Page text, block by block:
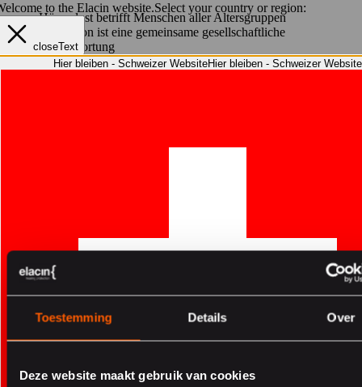
Toestemming Details Over
Deze website maakt gebruik van cookies
Hörverlust betrifft Menschen aller Altersgruppen
Prävention ist eine gemeinsame gesellschaftliche
Verantwortung
Millionen Menschen leiden bereits unter Hörproblemen durch
Generationen geschützt werden.
Die Rolle von Elacin im Bereich
to the Elacin website.Select your country or region:
closeText
Hier bleiben - Schweizer WebsiteHier bleiben - Schweizer Website